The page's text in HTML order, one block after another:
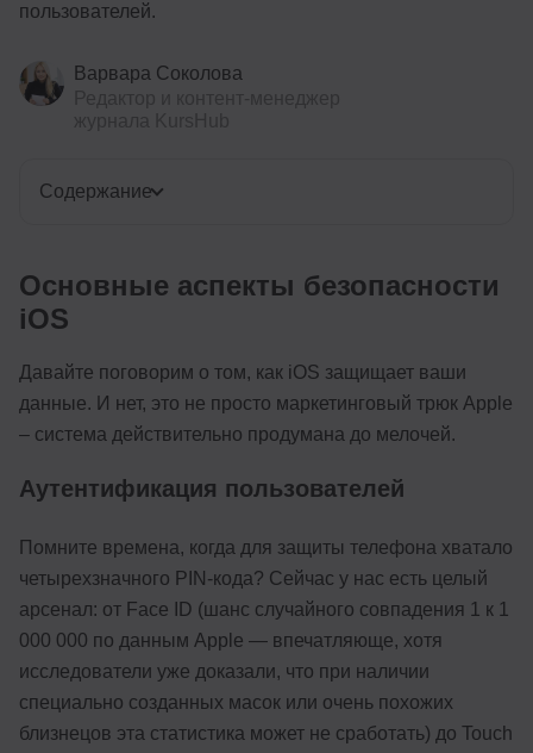
пользователей.
Варвара Соколова
Содержание
Основные аспекты безопасности
iOS
Давайте поговорим о том, как iOS защищает ваши
данные. И нет, это не просто маркетинговый трюк Apple
– система действительно продумана до мелочей.
Аутентификация пользователей
Помните времена, когда для защиты телефона хватало
четырехзначного PIN-кода? Сейчас у нас есть целый
арсенал: от Face ID (шанс случайного совпадения 1 к 1
000 000 по данным Apple — впечатляюще, хотя
исследователи уже доказали, что при наличии
специально созданных масок или очень похожих
близнецов эта статистика может не сработать) до Touch